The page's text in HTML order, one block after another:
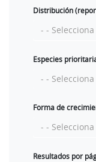
Distribución
- - Selecciona
Especies
- - Selecciona
Forma de
- - Selecciona
Resultados por